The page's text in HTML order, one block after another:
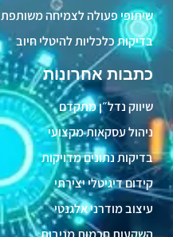
כתבות אחרונות
שיווק נדל״ן מתקדם
ניהול עסקאות מקצועי
בדיקות נתונים מדויקות
קידום דיגיטלי יצירתי
עיצוב מודרני אלגנטי
שיתופי פעולה לצמיחה משותפת
בדיקות כלכליות להיטלי חיוב